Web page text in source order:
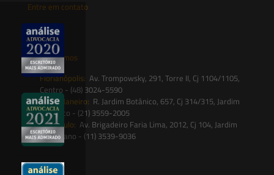
Entre em contato
contato@saesadvogados.com.br
Onde estamos
Florianópolis: Av. Trompowsky, 291, Torre II, Cj 1104/1105,
Centro - (48) 3024-5590
Rio de Janeiro: R. Jardim Botânico, 657, Cj 314/315, Jardim
Botânico - (21) 3559-2005
São Paulo: Av. Brigadeiro Faria Lima, 2012, Cj 104, Jardim
Paulistano - (11) 3539-9036
Siga-nos